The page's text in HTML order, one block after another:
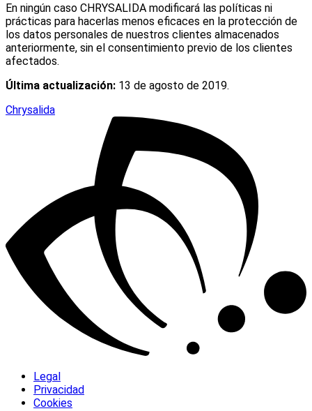
En ningún caso CHRYSALIDA modificará las políticas ni
prácticas para hacerlas menos eficaces en la protección de
los datos personales de nuestros clientes almacenados
anteriormente, sin el consentimiento previo de los clientes
afectados.
Última actualización: 13 de agosto de 2019.
Chrysalida
Legal
Privacidad
Cookies